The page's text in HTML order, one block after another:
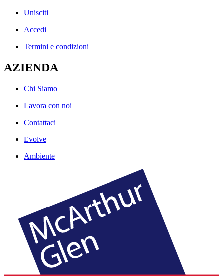
Unisciti
Accedi
Termini e condizioni
AZIENDA
Chi Siamo
Lavora con noi
Contattaci
Evolve
Ambiente